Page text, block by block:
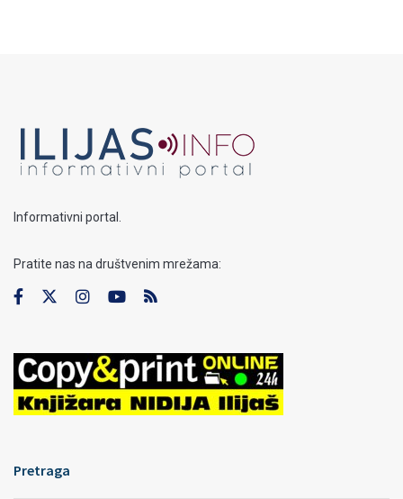
Informativni portal.
Pratite nas na društvenim mrežama:
Pretraga